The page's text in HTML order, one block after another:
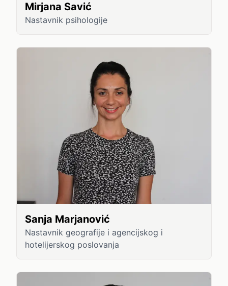
Mirjana Savić
Nastavnik psihologije
Sanja Marjanović
Nastavnik geografije i agencijskog i
hotelijerskog poslovanja